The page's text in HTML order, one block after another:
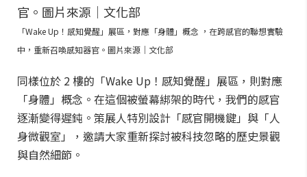
「Wake Up！感知覺醒」展區，對應「身體」概念 ，在跨感官的聯想實驗
中，重新召喚感知器官。圖片來源｜文化部
同樣位於 2 樓的「Wake Up！感知覺醒」展區，則對應
「身體」概念。在這個被螢幕綁架的時代，我們的感官
逐漸變得遲鈍。策展人特別設計「感官開機鍵」與「人
身微觀室」，邀請大家重新探討被科技忽略的歷史景觀
與自然細節。